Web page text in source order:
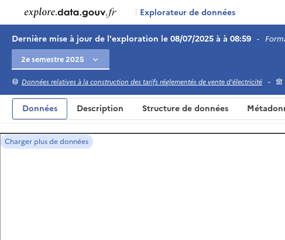
| Explorateur de données
Dernière mise à jour de l'exploration le 08/07/2025 à à 08:59 -
Données relatives à la construction des tarifs réglementés de vente d'électricité -
Données Description Structure de données
Charger plus de données